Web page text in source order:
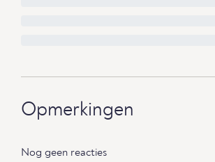
Opmerkingen
Nog geen reacties